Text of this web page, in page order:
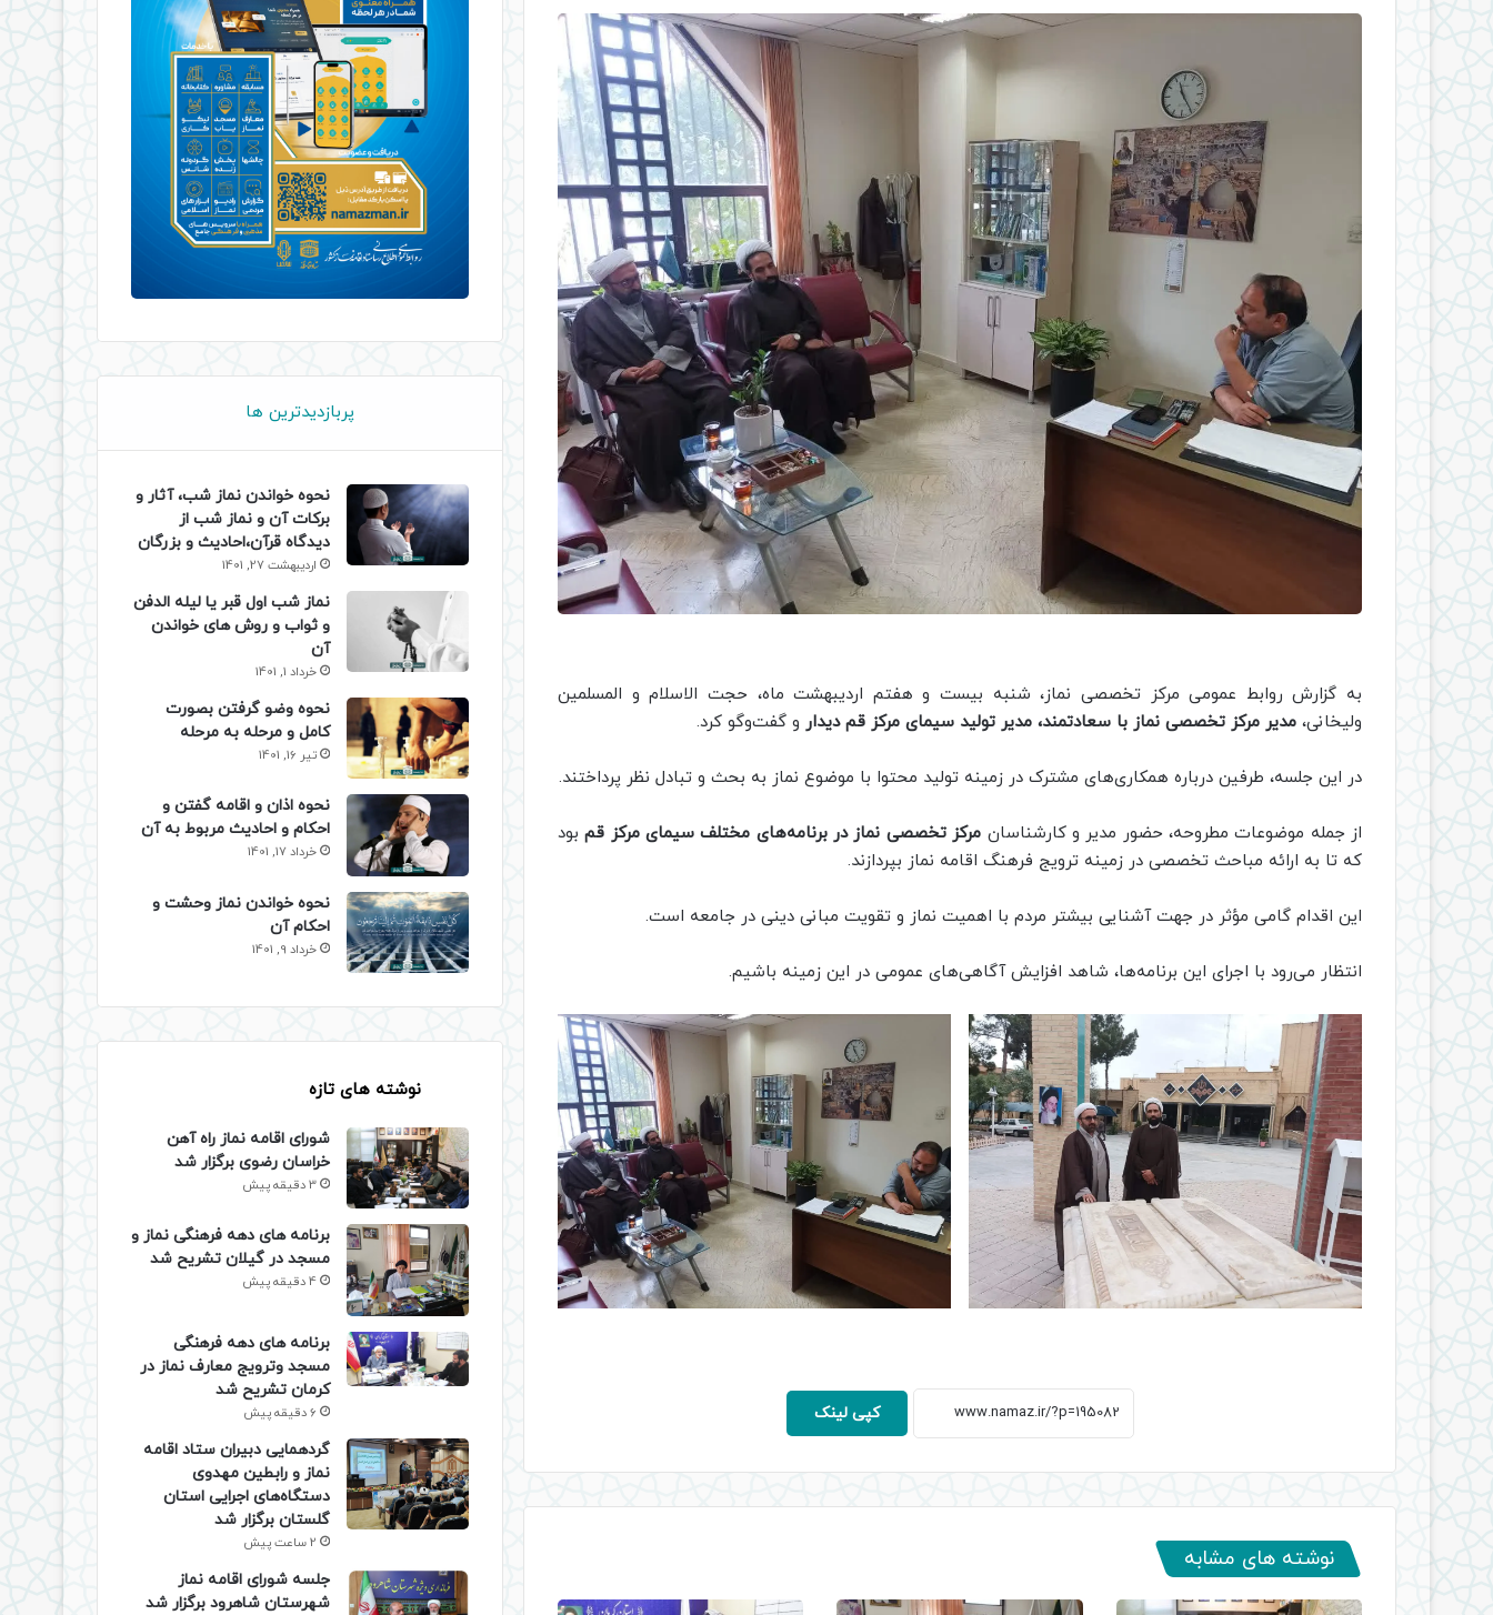
به گزارش روابط عمومی مرکز تخصصی نماز، شنبه بیست و هفتم اردیبهشت ماه، حجت الاسلام و المسلمین
ولیخانی، مدیر مرکز تخصصی نماز با سعادتمند، مدیر تولید سیمای مرکز قم دیدار و گفت‌وگو کرد.
در این جلسه، طرفین درباره همکاری‌های مشترک در زمینه تولید محتوا با موضوع نماز به بحث و تبادل نظر پرداختند.
از جمله موضوعات مطروحه، حضور مدیر و کارشناسان مرکز تخصصی نماز در برنامه‌های مختلف سیمای مرکز قمبود
که تا به ارائه مباحث تخصصی در زمینه ترویج فرهنگ اقامه نماز بپردازند.
این اقدام گامی مؤثر در جهت آشنایی بیشتر مردم با اهمیت نماز و تقویت مبانی دینی در جامعه است.
انتظار می‌رود با اجرای این برنامه‌ها، شاهد افزایش آگاهی‌های عمومی در این زمینه باشیم.
کپی لینک
نوشته های مشابه
پربازدیدترین ها
نحوه خواندن نماز شب، آثار و
برکات آن و نماز شب از
دیدگاه قرآن،احادیث و بزرگان
اردیبهشت 27, 1401
نماز شب اول قبر یا لیله الدفن
و ثواب و روش های خواندن
آن
خرداد 1, 1401
نحوه وضو گرفتن بصورت
کامل و مرحله به مرحله
تیر 16, 1401
نحوه اذان و اقامه گفتن و
احکام و احادیث مربوط به آن
خرداد 17, 1401
نحوه خواندن نماز وحشت و
احکام آن
خرداد 9, 1401
نوشته های تازه
شورای اقامه نماز راه آهن
خراسان رضوی برگزار شد
3 دقیقه پیش
برنامه های دهه فرهنگی نماز و
مسجد در گیلان تشریح شد
4 دقیقه پیش
برنامه های دهه فرهنگی
مسجد وترویج معارف نماز در
کرمان تشریح شد
6 دقیقه پیش
گردهمایی دبیران ستاد اقامه
نماز و رابطین مهدوی
دستگاه‌های اجرایی استان
گلستان برگزار شد
2 ساعت پیش
جلسه شورای اقامه نماز
شهرستان شاهرود برگزار شد